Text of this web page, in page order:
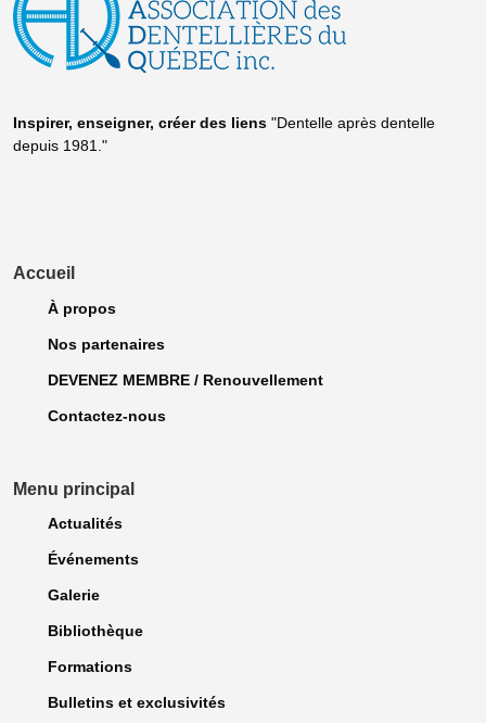
Inspirer, enseigner, créer des liens "Dentelle après dentelle
depuis 1981."
Accueil
À propos
Nos partenaires
DEVENEZ MEMBRE / Renouvellement
Contactez-nous
Menu principal
Actualités
Événements
Galerie
Bibliothèque
Formations
Bulletins et exclusivités